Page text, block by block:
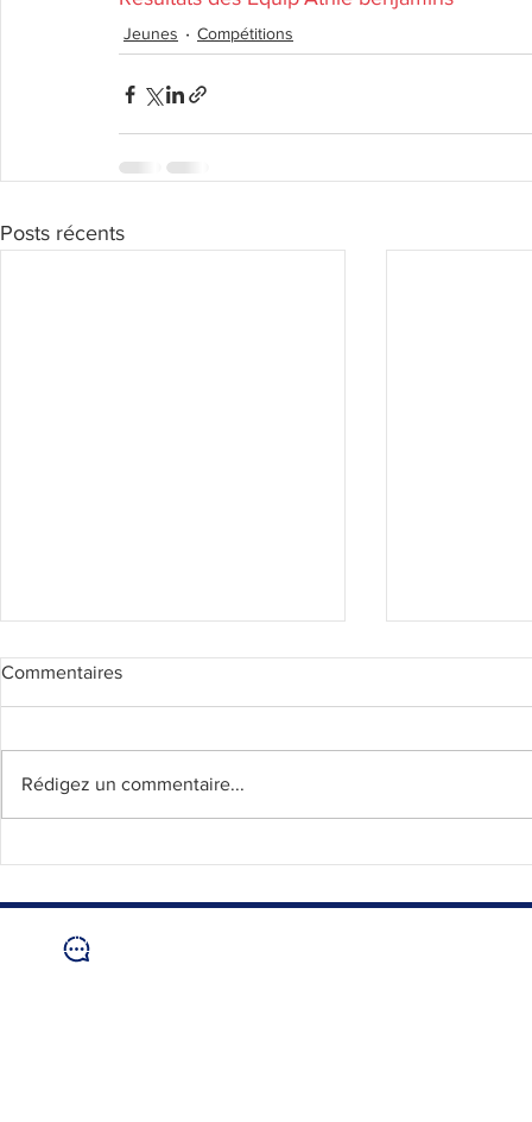
Jeunes Compétitions
Posts récents
Commentaires
Rédigez un commentaire...
Nous contacter